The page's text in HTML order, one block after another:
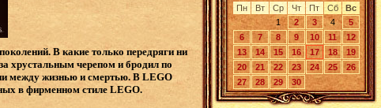
В какие только передряги ни
хрустальным черепом и бродил по
между жизнью и смертью. В LEGO
в фирменном стиле LEGO.
Пн
Вт Ср Чт Пт Сб
Вс
1
2 3 4
5
6
7 8 9 10 11
12
13
14 15 16 17 18
19
20
21 22 23 24 25
26
27
28 29 30